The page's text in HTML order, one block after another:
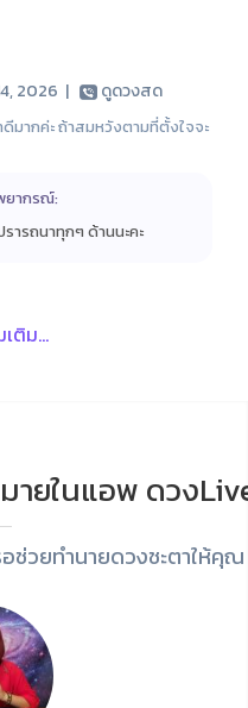
2026 | ดูดวงสด
ดีมากค่ะ ถ้าสมหวังตามที่ตั้งใจจะ
ยากรณ์:
ารถนาทุกๆ ด้านนะคะ
ติม...
ยในแอพ ดวง
ช่วยทำนายดวงชะตาให้คุณ